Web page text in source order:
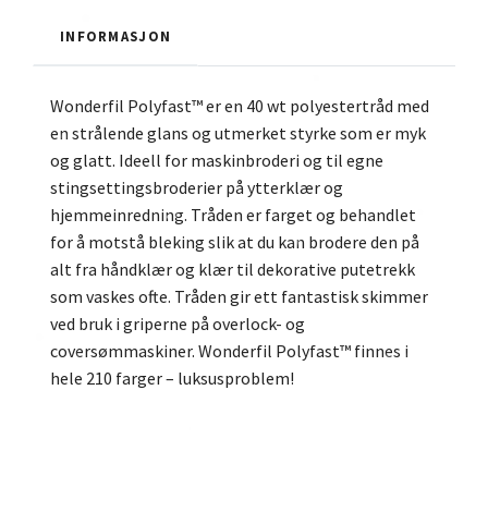
INFORMASJON
Wonderfil Polyfast™ er en 40 wt polyestertråd med
en strålende glans og utmerket styrke som er myk
og glatt. Ideell for maskinbroderi og til egne
stingsettingsbroderier på ytterklær og
hjemmeinredning. Tråden er farget og behandlet
for å motstå bleking slik at du kan brodere den på
alt fra håndklær og klær til dekorative putetrekk
som vaskes ofte. Tråden gir ett fantastisk skimmer
ved bruk i griperne på overlock- og
coversømmaskiner. Wonderfil Polyfast™ finnes i
hele 210 farger – luksusproblem!